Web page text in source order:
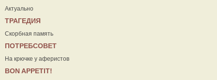
Актуально
ТРАГЕДИЯ
Скорбная память
ПОТРЕБСОВЕТ
На крючке у аферистов
ВON APPETIT!